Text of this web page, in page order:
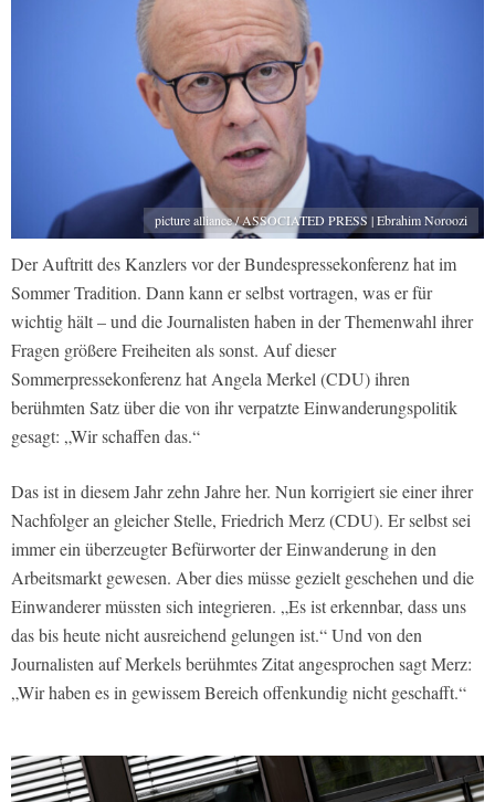
picture alliance / ASSOCIATED PRESS | Ebrahim Noroozi
Der Auftritt des Kanzlers vor der Bundespressekonferenz hat im
Sommer Tradition. Dann kann er selbst vortragen, was er für
wichtig hält – und die Journalisten haben in der Themenwahl ihrer
Fragen größere Freiheiten als sonst. Auf dieser
Sommerpressekonferenz hat Angela Merkel (CDU) ihren
berühmten Satz über die von ihr verpatzte Einwanderungspolitik
gesagt: „Wir schaffen das.“
Das ist in diesem Jahr zehn Jahre her. Nun korrigiert sie einer ihrer
Nachfolger an gleicher Stelle, Friedrich Merz (CDU). Er selbst sei
immer ein überzeugter Befürworter der Einwanderung in den
Arbeitsmarkt gewesen. Aber dies müsse gezielt geschehen und die
Einwanderer müssten sich integrieren. „Es ist erkennbar, dass uns
das bis heute nicht ausreichend gelungen ist.“ Und von den
Journalisten auf Merkels berühmtes Zitat angesprochen sagt Merz:
„Wir haben es in gewissem Bereich offenkundig nicht geschafft.“